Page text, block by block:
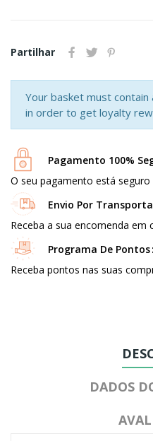
Partilhar
Your basket must
in order to get loyalty
Pagamento 100%
O seu pagamento está seguro
Envio Por
Receba a sua encomenda em
Programa De Pontos
Receba pontos nas suas
DADOS